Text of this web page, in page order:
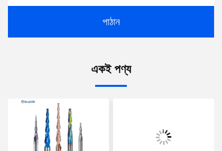
পাঠান
একই পণ্য